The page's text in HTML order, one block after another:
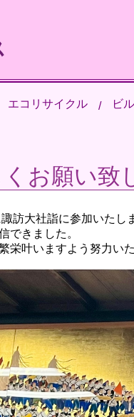
エコリサイクル ビ
お願い
訪大社詣に参加いたし
できました。
叶いますよう努力い